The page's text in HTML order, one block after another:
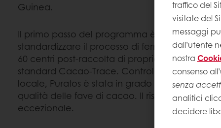
Guinea.
Il primo passo del programma è stato quello
standardizzare il processo di fermentazione
60 centri post-raccolta di proprietà locale,
standard Cacao-Trace. Controllando il
locale, Puratos è stata in grado di aumentare
qualità delle fave di cacao. Il risultato è un
eccezionale.
traffico del
visitate del
messaggi
dall’utente
nostra
consenso
senza
analitici
decidere